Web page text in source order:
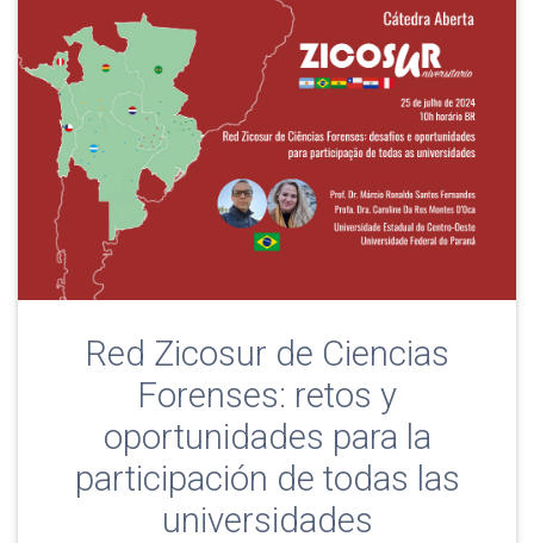
Red Zicosur de Ciencias
Forenses: retos y
oportunidades para la
participación de todas las
universidades